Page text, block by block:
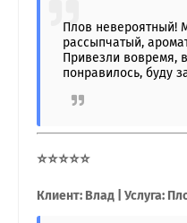
Плов невероятный!
рассыпчатый,
Привезли вовремя,
понравилось, буду
⭐⭐⭐⭐⭐
Клиент: Влад | Услуга: